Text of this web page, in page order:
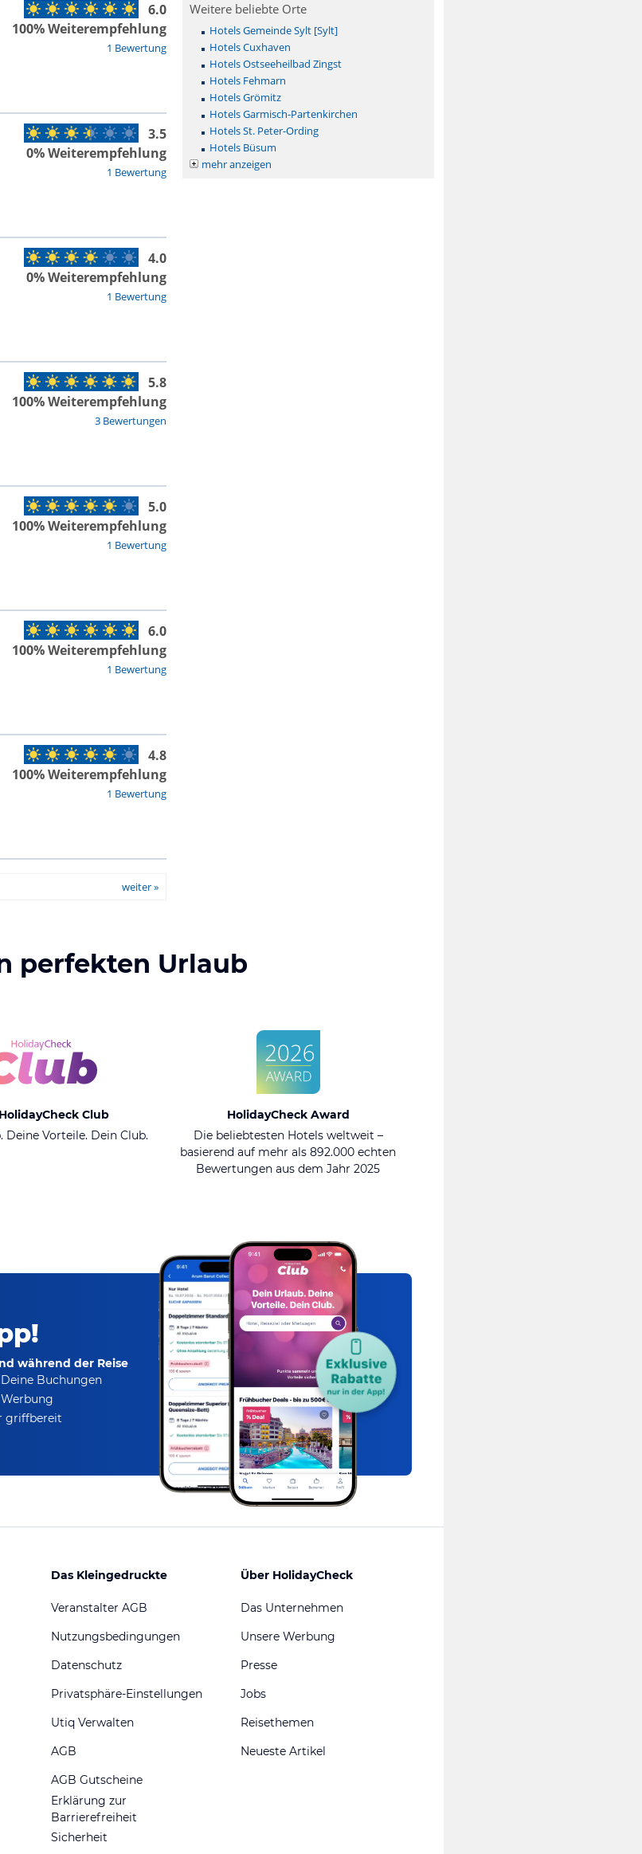
1 Bewertung
6.0
100% Weiterempfehlung
1 Bewertung
3.5
0% Weiterempfehlung
1 Bewertung
4.0
0% Weiterempfehlung
3 Bewertungen
5.8
100% Weiterempfehlung
1 Bewertung
5.0
100% Weiterempfehlung
1 Bewertung
6.0
100% Weiterempfehlung
1 Bewertung
4.8
100% Weiterempfehlung
weiter »
Weitere beliebte Orte
Hotels Gemeinde Sylt [Sylt]
Hotels Cuxhaven
Hotels Ostseeheilbad Zingst
Hotels Fehmarn
Hotels Grömitz
Hotels Garmisch-Partenkirchen
Hotels St. Peter-Ording
Hotels Büsum
mehr anzeigen
perfekten Urlaub
Club
Deine Vorteile. Dein Club.
HolidayCheck Award
Die beliebtesten Hotels weltweit –
basierend auf mehr als 892.000 echten
Bewertungen aus dem Jahr 2025
während der Reise
Buchungen
griffbereit
Das Kleingedruckte
Veranstalter AGB
Nutzungsbedingungen
Datenschutz
Privatsphäre-Einstellungen
Utiq Verwalten
AGB
AGB Gutscheine
Erklärung zur
Barrierefreiheit
Sicherheit
Über HolidayCheck
Das Unternehmen
Unsere Werbung
Presse
Jobs
Reisethemen
Neueste Artikel